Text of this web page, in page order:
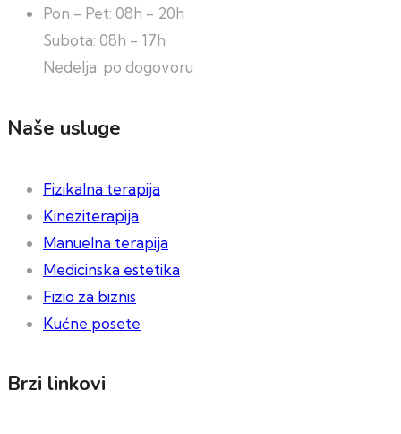
Pon - Pet: 08h - 20h
Subota: 08h - 17h
Nedelja: po dogovoru
Naše usluge
Fizikalna terapija
Kineziterapija
Manuelna terapija
Medicinska estetika
Fizio za biznis
Kućne posete
Brzi linkovi